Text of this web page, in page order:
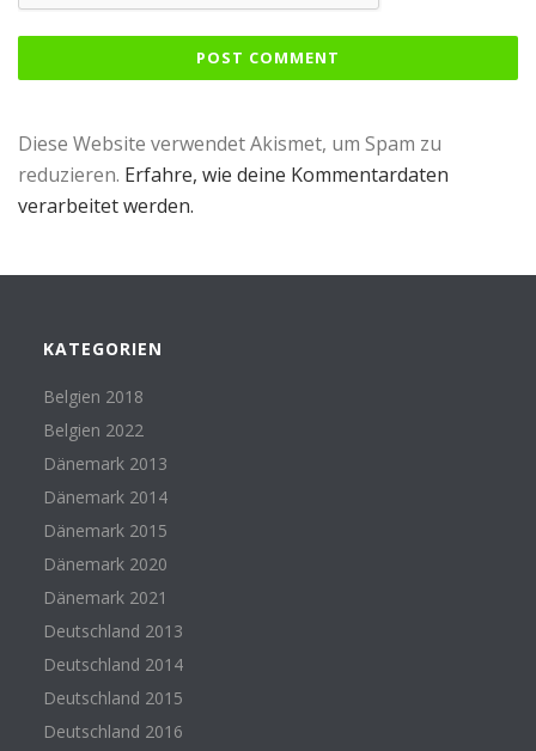
Diese Website verwendet Akismet, um Spam zu
reduzieren. Erfahre, wie deine Kommentardaten
verarbeitet werden.
KATEGORIEN
Belgien 2018
Belgien 2022
Dänemark 2013
Dänemark 2014
Dänemark 2015
Dänemark 2020
Dänemark 2021
Deutschland 2013
Deutschland 2014
Deutschland 2015
Deutschland 2016